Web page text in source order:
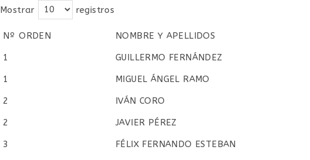
Mostrar registros
Nº ORDEN NOMBRE Y APELLIDOS
Nº ORDEN
NOMBRE Y APELLIDOS
1 GUILLERMO FERNÁNDEZ
1 MIGUEL ÁNGEL RAMO
2 IVÁN CORO
2 JAVIER PÉREZ
3 FÉLIX FERNANDO ESTEBAN